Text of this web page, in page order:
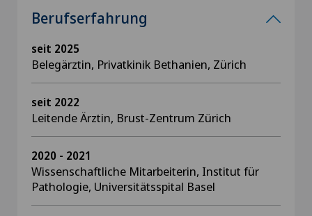
Berufserfahrung
seit 2025
Belegärztin, Privatkinik Bethanien, Zürich
seit 2022
Leitende Ärztin, Brust-Zentrum Zürich
2020 - 2021
Wissenschaftliche Mitarbeiterin, Institut für
Pathologie, Universitätsspital Basel